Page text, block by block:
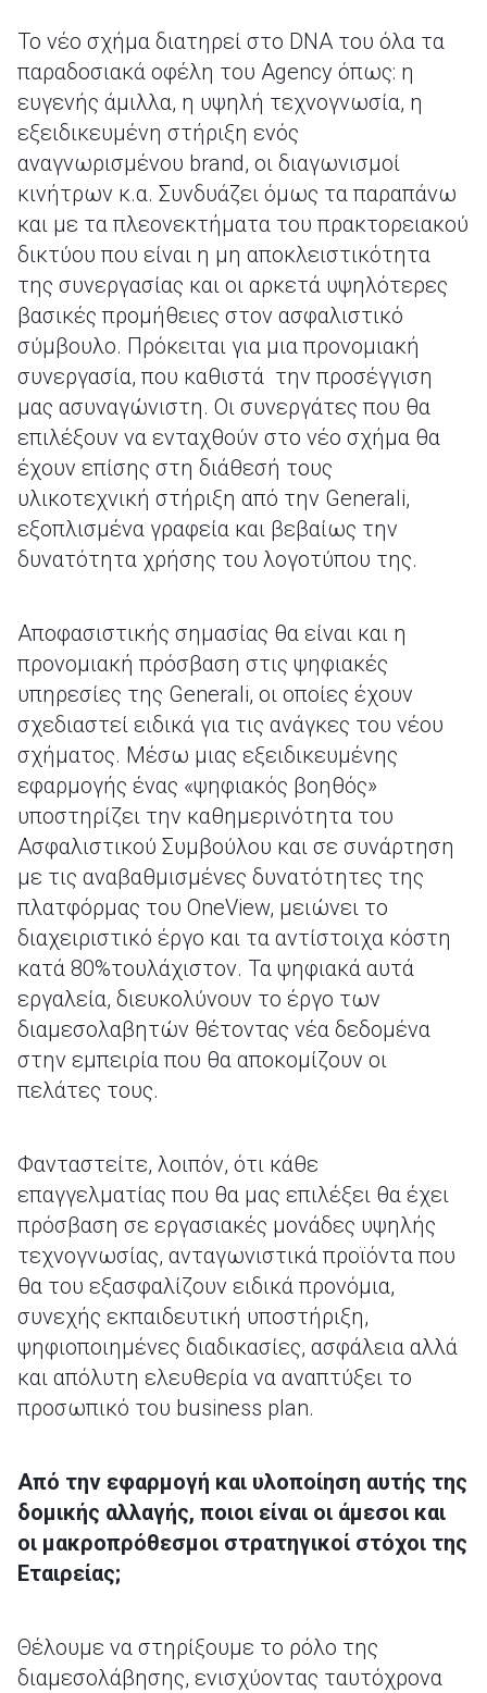
Το νέο σχήμα διατηρεί στο DNA του όλα τα
παραδοσιακά οφέλη του Agency όπως: η
ευγενής άμιλλα, η υψηλή τεχνογνωσία, η
εξειδικευμένη στήριξη ενός
αναγνωρισμένου brand, οι διαγωνισμοί
κινήτρων κ.α. Συνδυάζει όμως τα παραπάνω
και με τα πλεονεκτήματα του πρακτορειακού
δικτύου που είναι η μη αποκλειστικότητα
της συνεργασίας και οι αρκετά υψηλότερες
βασικές προμήθειες στον ασφαλιστικό
σύμβουλο. Πρόκειται για μια προνομιακή
συνεργασία, που καθιστά την προσέγγιση
μας ασυναγώνιστη. Οι συνεργάτες που θα
επιλέξουν να ενταχθούν στο νέο σχήμα θα
έχουν επίσης στη διάθεσή τους
υλικοτεχνική στήριξη από την Generali,
εξοπλισμένα γραφεία και βεβαίως την
δυνατότητα χρήσης του λογοτύπου της.
Αποφασιστικής σημασίας θα είναι και η
προνομιακή πρόσβαση στις ψηφιακές
υπηρεσίες της Generali, oι οποίες έχουν
σχεδιαστεί ειδικά για τις ανάγκες του νέου
σχήματος. Μέσω μιας εξειδικευμένης
εφαρμογής ένας «ψηφιακός βοηθός»
υποστηρίζει την καθημερινότητα του
Ασφαλιστικού Συμβούλου και σε συνάρτηση
με τις αναβαθμισμένες δυνατότητες της
πλατφόρμας του OneView, μειώνει το
διαχειριστικό έργο και τα αντίστοιχα κόστη
κατά 80%τουλάχιστον. Τα ψηφιακά αυτά
εργαλεία, διευκολύνουν το έργο των
διαμεσολαβητών θέτοντας νέα δεδομένα
στην εμπειρία που θα αποκομίζουν οι
πελάτες τους.
Φανταστείτε, λοιπόν, ότι κάθε
επαγγελματίας που θα μας επιλέξει θα έχει
πρόσβαση σε εργασιακές μονάδες υψηλής
τεχνογνωσίας, ανταγωνιστικά προϊόντα που
θα του εξασφαλίζουν ειδικά προνόμια,
συνεχής εκπαιδευτική υποστήριξη,
ψηφιοποιημένες διαδικασίες, ασφάλεια αλλά
και απόλυτη ελευθερία να αναπτύξει το
προσωπικό του business plan.
Από την εφαρμογή και υλοποίηση αυτής της
δομικής αλλαγής, ποιοι είναι οι άμεσοι και
οι μακροπρόθεσμοι στρατηγικοί στόχοι της
Εταιρείας;
Θέλουμε να στηρίξουμε το ρόλο της
διαμεσολάβησης, ενισχύοντας ταυτόχρονα